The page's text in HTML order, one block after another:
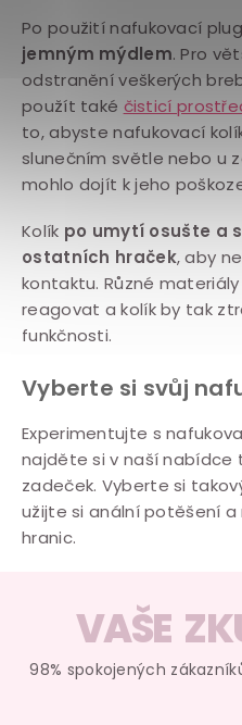
Po použití nafukovací plug
jemným mýdlem. Pro
odstranění veškerých
použít také čisticí
to, abyste nafukovací
slunečním světle nebo u
mohlo dojít k jeho
Kolík po umytí osušte a
ostatních hraček, aby
kontaktu. Různé
reagovat a kolík by tak
funkčnosti.
Vyberte si svůj
Experimentujte s
najděte si v naší nabídce
zadeček. Vyberte si
užijte si anální potěšení a
hranic.
VAŠE
98% spokojených